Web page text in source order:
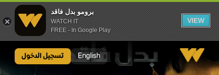
برومو بدل فاقد
WATCH IT
FREE - In Google Play
VIEW
English تسجيل الدخول